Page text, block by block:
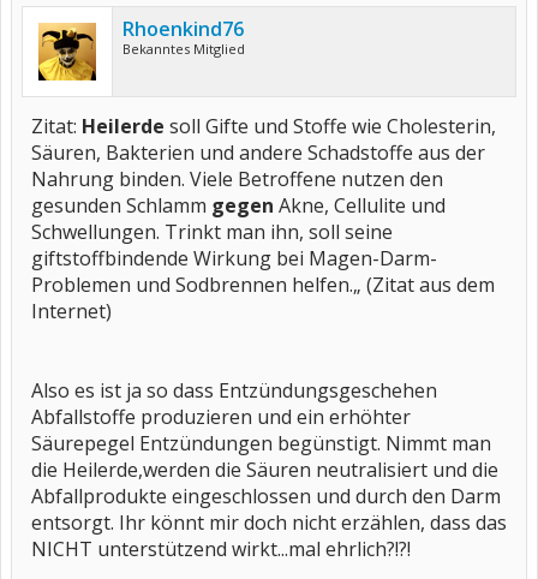
Rhoenkind76
Bekanntes Mitglied
Zitat: Heilerde soll Gifte und Stoffe wie Cholesterin,
Säuren, Bakterien und andere Schadstoffe aus der
Nahrung binden. Viele Betroffene nutzen den
gesunden Schlamm gegen Akne, Cellulite und
Schwellungen. Trinkt man ihn, soll seine
giftstoffbindende Wirkung bei Magen-Darm-
Problemen und Sodbrennen helfen.„ (Zitat aus dem
Internet)
Also es ist ja so dass Entzündungsgeschehen
Abfallstoffe produzieren und ein erhöhter
Säurepegel Entzündungen begünstigt. Nimmt man
die Heilerde,werden die Säuren neutralisiert und die
Abfallprodukte eingeschlossen und durch den Darm
entsorgt. Ihr könnt mir doch nicht erzählen, dass das
NICHT unterstützend wirkt...mal ehrlich?!?!